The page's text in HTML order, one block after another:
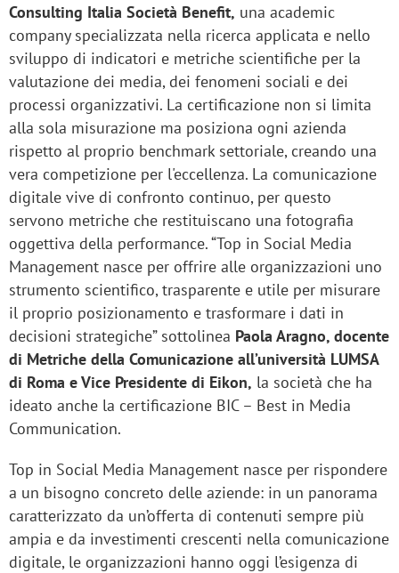
Consulting Italia Società Benefit, una academic
company specializzata nella ricerca applicata e nello
sviluppo di indicatori e metriche scientifiche per la
valutazione dei media, dei fenomeni sociali e dei
processi organizzativi. La certificazione non si limita
alla sola misurazione ma posiziona ogni azienda
rispetto al proprio benchmark settoriale, creando una
vera competizione per l'eccellenza. La comunicazione
digitale vive di confronto continuo, per questo
servono metriche che restituiscano una fotografia
oggettiva della performance. “Top in Social Media
Management nasce per offrire alle organizzazioni uno
strumento scientifico, trasparente e utile per misurare
il proprio posizionamento e trasformare i dati in
decisioni strategiche” sottolinea Paola Aragno, docente
di Metriche della Comunicazione all’università LUMSA
di Roma e Vice Presidente di Eikon, la società che ha
ideato anche la certificazione BIC – Best in Media
Communication.
Top in Social Media Management nasce per rispondere
a un bisogno concreto delle aziende: in un panorama
caratterizzato da un’offerta di contenuti sempre più
ampia e da investimenti crescenti nella comunicazione
digitale, le organizzazioni hanno oggi l’esigenza di